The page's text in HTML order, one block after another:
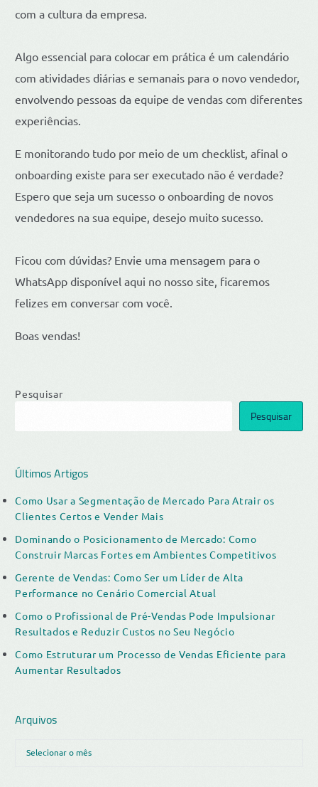
com a cultura da empresa.
Algo essencial para colocar em prática é um calendário
com atividades diárias e semanais para o novo vendedor,
envolvendo pessoas da equipe de vendas com diferentes
experiências.
E monitorando tudo por meio de um checklist, afinal o
onboarding existe para ser executado não é verdade?
Espero que seja um sucesso o onboarding de novos
vendedores na sua equipe, desejo muito sucesso.
Ficou com dúvidas? Envie uma mensagem para o
WhatsApp disponível aqui no nosso site, ficaremos
felizes em conversar com você.
Boas vendas!
Pesquisar
Pesquisar
Últimos Artigos
Como Usar a Segmentação de Mercado Para Atrair os
Clientes Certos e Vender Mais
Dominando o Posicionamento de Mercado: Como
Construir Marcas Fortes em Ambientes Competitivos
Gerente de Vendas: Como Ser um Líder de Alta
Performance no Cenário Comercial Atual
Como o Profissional de Pré-Vendas Pode Impulsionar
Resultados e Reduzir Custos no Seu Negócio
Como Estruturar um Processo de Vendas Eficiente para
Aumentar Resultados
Arquivos